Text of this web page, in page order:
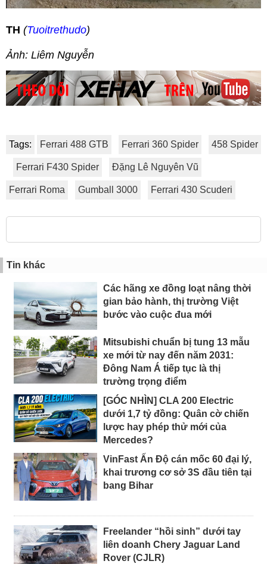
TH (Tuoitrethudo)
Ảnh: Liêm Nguyễn
Tags: Ferrari 488 GTB Ferrari 360 Spider 458 Spider
Ferrari F430 Spider Đặng Lê Nguyên Vũ
Ferrari Roma Gumball 3000 Ferrari 430 Scuderi
Tin khác
Các hãng xe đồng loạt nâng thời
gian bảo hành, thị trường Việt
bước vào cuộc đua mới
Mitsubishi chuẩn bị tung 13 mẫu
xe mới từ nay đến năm 2031:
Đông Nam Á tiếp tục là thị
trường trọng điểm
[GÓC NHÌN] CLA 200 Electric
dưới 1,7 tỷ đồng: Quân cờ chiến
lược hay phép thử mới của
Mercedes?
VinFast Ấn Độ cán mốc 60 đại lý,
khai trương cơ sở 3S đầu tiên tại
bang Bihar
Freelander “hồi sinh” dưới tay
liên doanh Chery Jaguar Land
Rover (CJLR)